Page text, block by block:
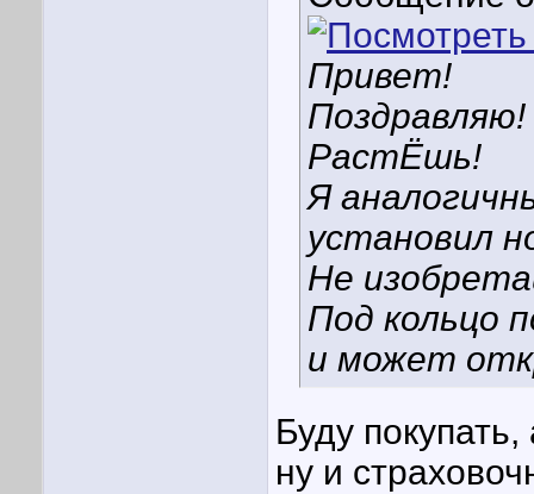
Привет!
Поздравляю!
РастЁшь!
Я
установил
Не
Под кольцо
и может
Буду
ну и